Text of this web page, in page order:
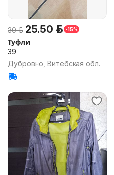
30 р. 25.50 р. -15%
Туфли
39
Дубровно, Витебская обл.